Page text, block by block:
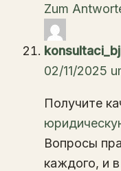
Zum
02/11/2025
Получите
Вопросы
каждого, и